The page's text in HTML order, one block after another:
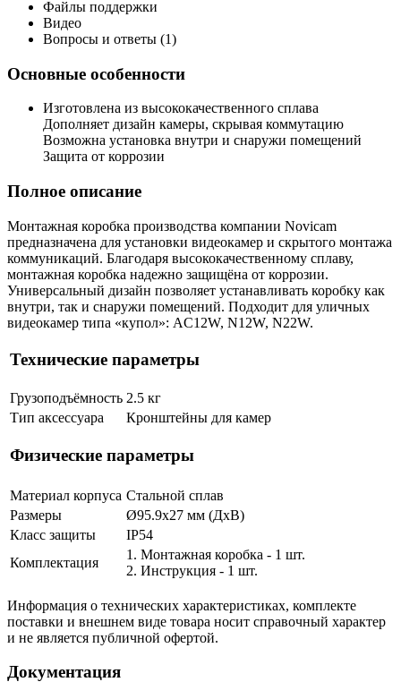
Файлы поддержки
Видео
Вопросы и ответы (1)
Основные особенности
Изготовлена из высококачественного сплава
Дополняет дизайн камеры, скрывая коммутацию
Возможна установка внутри и снаружи помещений
Защита от коррозии
Полное описание
Монтажная коробка производства компании Novicam
предназначена для установки видеокамер и скрытого монтажа
коммуникаций. Благодаря высококачественному сплаву,
монтажная коробка надежно защищёна от коррозии.
Универсальный дизайн позволяет устанавливать коробку как
внутри, так и снаружи помещений. Подходит для уличных
видеокамер типа «купол»: AC12W, N12W, N22W.
Технические параметры
Грузоподъёмность 2.5 кг
Тип аксессуара
Кронштейны для камер
Физические параметры
Материал корпуса Стальной сплав
Размеры
Ø95.9х27 мм (ДхВ)
Класс защиты
IP54
Комплектация
1. Монтажная коробка - 1 шт.
2. Инструкция - 1 шт.
Информация о технических характеристиках, комплекте
поставки и внешнем виде товара носит справочный характер
и не является публичной офертой.
Документация